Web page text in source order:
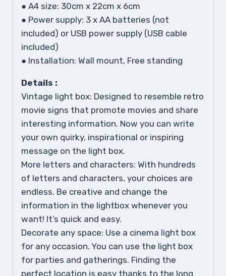
● A4 size: 30cm x 22cm x 6cm
● Power supply: 3 x AA batteries (not
included) or USB power supply (USB cable
included)
● Installation: Wall mount, Free standing
Details :
Vintage light box: Designed to resemble retro
movie signs that promote movies and share
interesting information. Now you can write
your own quirky, inspirational or inspiring
message on the light box.
More letters and characters: With hundreds
of letters and characters, your choices are
endless. Be creative and change the
information in the lightbox whenever you
want! It’s quick and easy.
Decorate any space: Use a cinema light box
for any occasion. You can use the light box
for parties and gatherings. Finding the
perfect location is easy thanks to the long